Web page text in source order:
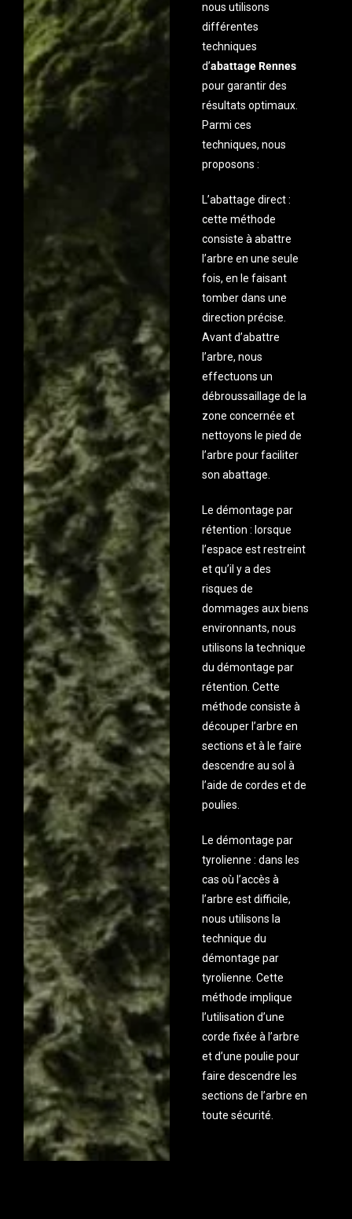
nous utilisons
différentes
techniques
d’abattage Rennes
pour garantir des
résultats optimaux.
Parmi ces
techniques, nous
proposons :
L’abattage direct :
cette méthode
consiste à abattre
l’arbre en une seule
fois, en le faisant
tomber dans une
direction précise.
Avant d’abattre
l’arbre, nous
effectuons un
débroussaillage de la
zone concernée et
nettoyons le pied de
l’arbre pour faciliter
son abattage.
Le démontage par
rétention : lorsque
l’espace est restreint
et qu’il y a des
risques de
dommages aux biens
environnants, nous
utilisons la technique
du démontage par
rétention. Cette
méthode consiste à
découper l’arbre en
sections et à le faire
descendre au sol à
l’aide de cordes et de
poulies.
Le démontage par
tyrolienne : dans les
cas où l’accès à
l’arbre est difficile,
nous utilisons la
technique du
démontage par
tyrolienne. Cette
méthode implique
l’utilisation d’une
corde fixée à l’arbre
et d’une poulie pour
faire descendre les
sections de l’arbre en
toute sécurité.